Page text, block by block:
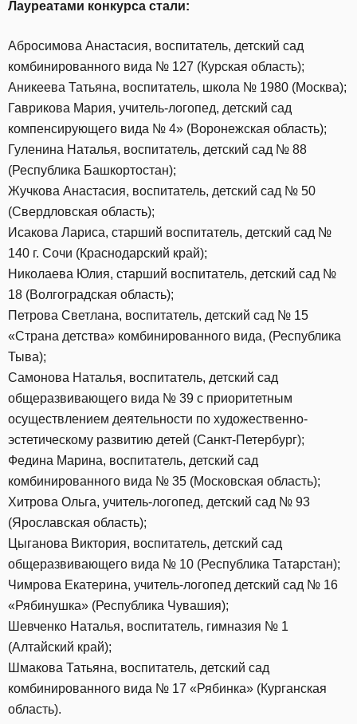
Лауреатами конкурса стали:
Абросимова Анастасия, воспитатель, детский сад
комбинированного вида № 127 (Курская область);
Аникеева Татьяна, воспитатель, школа № 1980 (Москва);
Гаврикова Мария, учитель-логопед, детский сад
компенсирующего вида № 4» (Воронежская область);
Гуленина Наталья, воспитатель, детский сад № 88
(Республика Башкортостан);
Жучкова Анастасия, воспитатель, детский сад № 50
(Свердловская область);
Исакова Лариса, старший воспитатель, детский сад №
140 г. Сочи (Краснодарский край);
Николаева Юлия, старший воспитатель, детский сад №
18 (Волгоградская область);
Петрова Светлана, воспитатель, детский сад № 15
«Страна детства» комбинированного вида, (Республика
Тыва);
Самонова Наталья, воспитатель, детский сад
общеразвивающего вида № 39 с приоритетным
осуществлением деятельности по художественно-
эстетическому развитию детей (Санкт-Петербург);
Федина Марина, воспитатель, детский сад
комбинированного вида № 35 (Московская область);
Хитрова Ольга, учитель-логопед, детский сад № 93
(Ярославская область);
Цыганова Виктория, воспитатель, детский сад
общеразвивающего вида № 10 (Республика Татарстан);
Чимрова Екатерина, учитель-логопед детский сад № 16
«Рябинушка» (Республика Чувашия);
Шевченко Наталья, воспитатель, гимназия № 1
(Алтайский край);
Шмакова Татьяна, воспитатель, детский сад
комбинированного вида № 17 «Рябинка» (Курганская
область).